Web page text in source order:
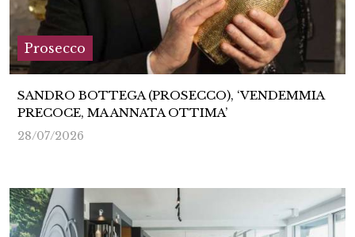
Prosecco
SANDRO BOTTEGA (PROSECCO), ‘VENDEMMIA
PRECOCE, MA ANNATA OTTIMA’
28/07/2026